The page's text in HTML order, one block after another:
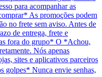
para acompanhar as
As promoções podem
no frete sem aviso. Antes de
de entrega, frete e
fora do grupo* O *Achou,
Nós apenas
sites e aplicativos parceiros
Nunca envie senhas,